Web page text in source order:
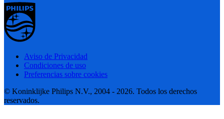
Aviso de Privacidad
Condiciones de uso
Preferencias sobre cookies
© Koninklijke Philips N.V., 2004 - 2026. Todos los derechos
reservados.